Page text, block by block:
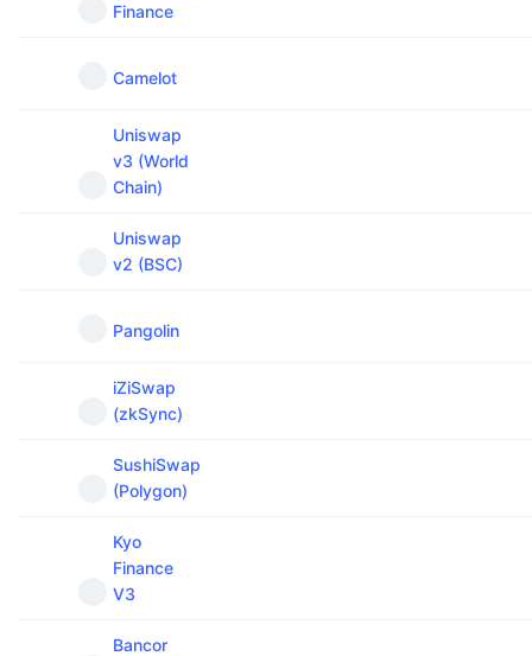
Finance
Camelot
Uniswap
v3 (World
Chain)
Uniswap
v2 (BSC)
Pangolin
iZiSwap
(zkSync)
SushiSwap
(Polygon)
Kyo
Finance
V3
Bancor